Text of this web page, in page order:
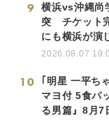
9
横浜vs沖縄尚
突 チケット
にも横浜が演
2026.08.07
10
｢明星 一平ち
マヨ付 5食パ
る男篇』8月7